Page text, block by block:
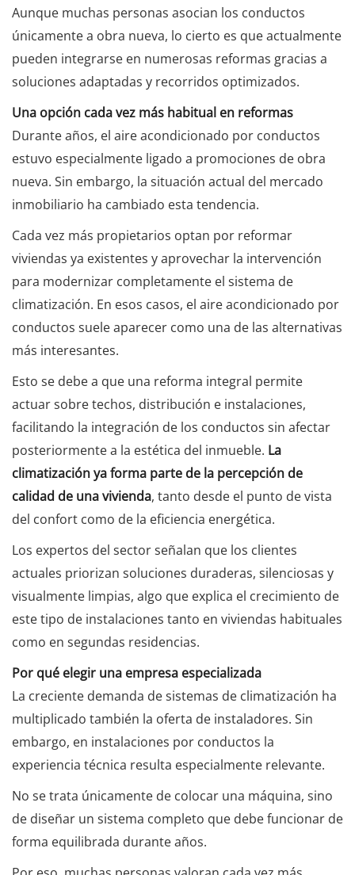
Aunque muchas personas asocian los conductos
únicamente a obra nueva, lo cierto es que actualmente
pueden integrarse en numerosas reformas gracias a
soluciones adaptadas y recorridos optimizados.
Una opción cada vez más habitual en reformas
Durante años, el aire acondicionado por conductos
estuvo especialmente ligado a promociones de obra
nueva. Sin embargo, la situación actual del mercado
inmobiliario ha cambiado esta tendencia.
Cada vez más propietarios optan por reformar
viviendas ya existentes y aprovechar la intervención
para modernizar completamente el sistema de
climatización. En esos casos, el aire acondicionado por
conductos suele aparecer como una de las alternativas
más interesantes.
Esto se debe a que una reforma integral permite
actuar sobre techos, distribución e instalaciones,
facilitando la integración de los conductos sin afectar
posteriormente a la estética del inmueble. La
climatización ya forma parte de la percepción de
calidad de una vivienda, tanto desde el punto de vista
del confort como de la eficiencia energética.
Los expertos del sector señalan que los clientes
actuales priorizan soluciones duraderas, silenciosas y
visualmente limpias, algo que explica el crecimiento de
este tipo de instalaciones tanto en viviendas habituales
como en segundas residencias.
Por qué elegir una empresa especializada
La creciente demanda de sistemas de climatización ha
multiplicado también la oferta de instaladores. Sin
embargo, en instalaciones por conductos la
experiencia técnica resulta especialmente relevante.
No se trata únicamente de colocar una máquina, sino
de diseñar un sistema completo que debe funcionar de
forma equilibrada durante años.